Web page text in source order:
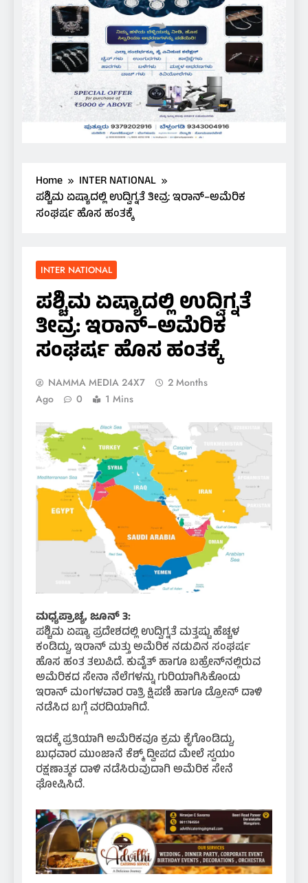
Home
INTER NATIONAL
ಪಶ್ಚಿಮ ಏಷ್ಯಾದಲ್ಲಿ ಉದ್ವಿಗ್ನತೆ ತೀವ್ರ: ಇರಾನ್–ಅಮೆರಿಕ
ಸಂಘರ್ಷ ಹೊಸ ಹಂತಕ್ಕೆ
INTER NATIONAL
ಪಶ್ಚಿಮ ಏಷ್ಯಾದಲ್ಲಿ ಉದ್ವಿಗ್ನತೆ
ತೀವ್ರ: ಇರಾನ್–ಅಮೆರಿಕ
ಸಂಘರ್ಷ ಹೊಸ ಹಂತಕ್ಕೆ
NAMMA MEDIA 24X7
2 Months
Ago
0 1 Mins
ಮಧ್ಯಪ್ರಾಚ್ಯ, ಜೂನ್ 3:
ಪಶ್ಚಿಮ ಏಷ್ಯಾ ಪ್ರದೇಶದಲ್ಲಿ ಉದ್ವಿಗ್ನತೆ ಮತ್ತಷ್ಟು ಹೆಚ್ಚಳ
ಕಂಡಿದ್ದು, ಇರಾನ್ ಮತ್ತು ಅಮೆರಿಕ ನಡುವಿನ ಸಂಘರ್ಷ
ಹೊಸ ಹಂತ ತಲುಪಿದೆ. ಕುವೈತ್ ಹಾಗೂ ಬಹ್ರೇನ್‌ನಲ್ಲಿರುವ
ಅಮೆರಿಕದ ಸೇನಾ ನೆಲೆಗಳನ್ನು ಗುರಿಯಾಗಿಸಿಕೊಂಡು
ಇರಾನ್ ಮಂಗಳವಾರ ರಾತ್ರಿ ಕ್ಷಿಪಣಿ ಹಾಗೂ ಡ್ರೋನ್ ದಾಳಿ
ನಡೆಸಿದ ಬಗ್ಗೆ ವರದಿಯಾಗಿದೆ.
ಇದಕ್ಕೆ ಪ್ರತಿಯಾಗಿ ಅಮೆರಿಕವೂ ಕ್ರಮ ಕೈಗೊಂಡಿದ್ದು,
ಬುಧವಾರ ಮುಂಜಾನೆ ಕೆಶ್ಮ್ ದ್ವೀಪದ ಮೇಲೆ ಸ್ವಯಂ
ರಕ್ಷಣಾತ್ಮಕ ದಾಳಿ ನಡೆಸಿರುವುದಾಗಿ ಅಮೆರಿಕ ಸೇನೆ
ಘೋಷಿಸಿದೆ.